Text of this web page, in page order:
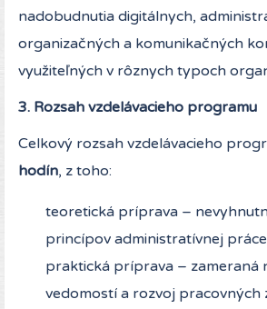
nadobudnutia digitálnych,
organizačných a komunikačných
využiteľných v rôznych typoch
3. Rozsah vzdelávacieho programu
Celkový rozsah vzdelávacieho
hodín, z toho:
teoretická príprava –
princípov administratívnej
praktická príprava – zameraná
vedomostí a rozvoj pracovných